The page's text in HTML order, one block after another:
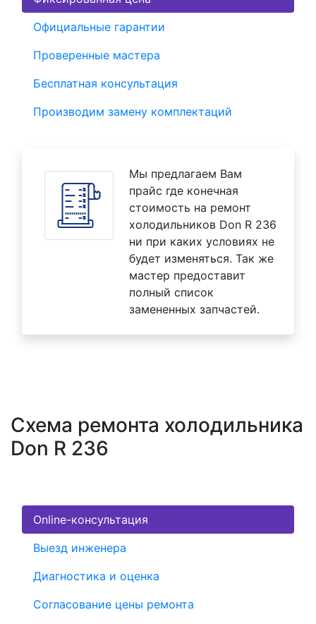
Официальные гарантии
Проверенные мастера
Бесплатная консультация
Производим замену комплектаций
Мы предлагаем Вам
прайс где конечная
стоимость на ремонт
холодильников Don R 236
ни при каких условиях не
будет изменяться. Так же
мастер предоставит
полный список
замененных запчастей.
Схема ремонта холодильника
Don R 236
Online-консультация
Выезд инженера
Диагностика и оценка
Согласование цены ремонта